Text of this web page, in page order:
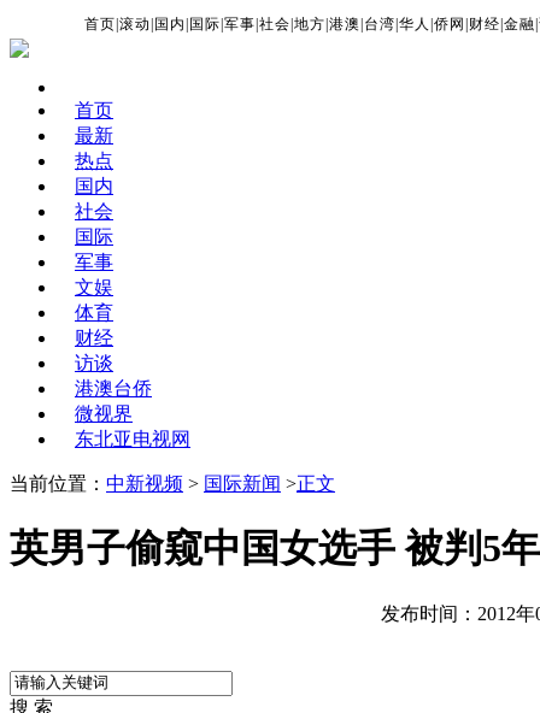
首页 |滚动 国内 国际 |军事 |社会 |地方 |港澳 台湾 |华人 |侨网 财经 |金融 |
首页
最新
热点
国内
社会
国际
军事
文娱
体育
财经
访谈
港澳台侨
微视界
东北亚电视网
当前位置： 中新视频 > 国际新闻 >正文
英男子偷窥中国女选手 被判5
发布时间：2012年
搜 索